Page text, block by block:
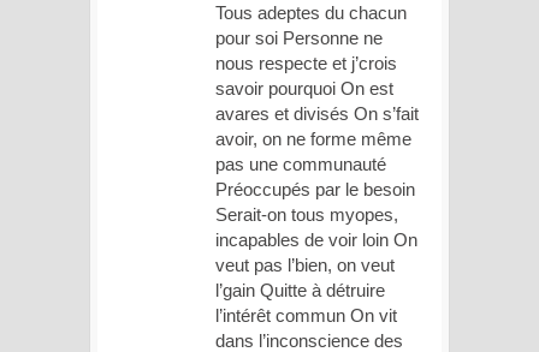
Tous adeptes du chacun
pour soi Personne ne
nous respecte et j’crois
savoir pourquoi On est
avares et divisés On s’fait
avoir, on ne forme même
pas une communauté
Préoccupés par le besoin
Serait-on tous myopes,
incapables de voir loin On
veut pas l’bien, on veut
l’gain Quitte à détruire
l’intérêt commun On vit
dans l’inconscience des